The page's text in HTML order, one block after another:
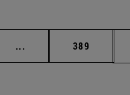
... Páginas intermedias
Página
389